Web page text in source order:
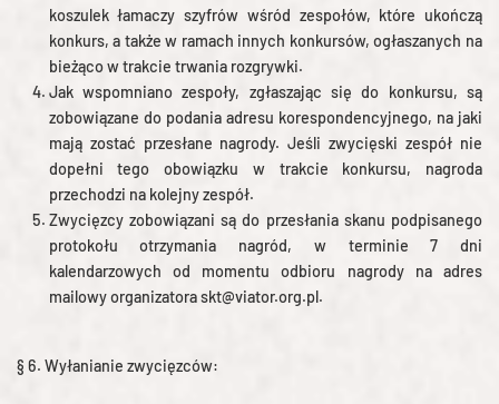
koszulek łamaczy szyfrów wśród zespołów, które ukończą
konkurs, a także w ramach innych konkursów, ogłaszanych na
bieżąco w trakcie trwania rozgrywki.
Jak wspomniano zespoły, zgłaszając się do konkursu, są
zobowiązane do podania adresu korespondencyjnego, na jaki
mają zostać przesłane nagrody. Jeśli zwycięski zespół nie
dopełni tego obowiązku w trakcie konkursu, nagroda
przechodzi na kolejny zespół.
Zwycięzcy zobowiązani są do przesłania skanu podpisanego
protokołu otrzymania nagród, w terminie 7 dni
kalendarzowych od momentu odbioru nagrody na adres
mailowy organizatora skt@viator.org.pl.
§ 6. Wyłanianie zwycięzców: